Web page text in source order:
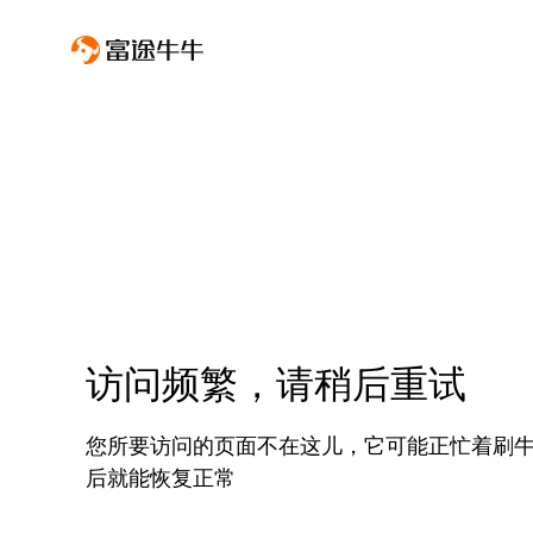
访问频繁，请稍后重试
您所要访问的页面不在这儿，它可能正忙着刷
后就能恢复正常